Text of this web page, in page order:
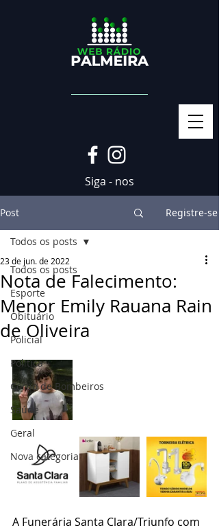
Siga - nos
Post Registre-se
Todos os posts
Esporte
Obituário
Policial
Politica
Corpo de Bombeiros
Saúde
Geral
Nova categoria
Todos os posts
Nota de Falecimento:
Menor Emily Rauana Rain
de Oliveira
23 de jun. de 2022
A Funerária Santa Clara/Triunfo com